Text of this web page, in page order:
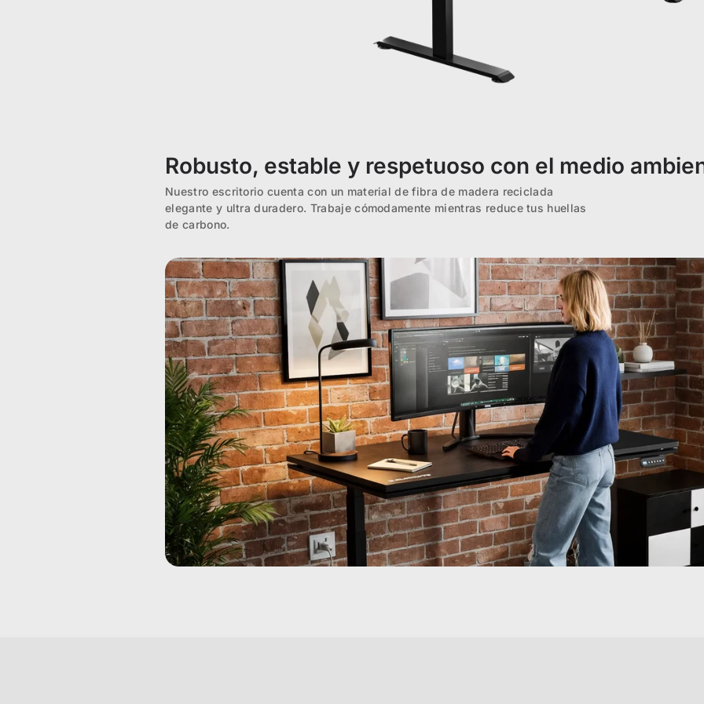
Robusto, estable y respetuoso con el medio
Nuestro escritorio cuenta con un material de fibra de madera reciclada
elegante y ultra duradero. Trabaje cómodamente mientras reduce tus huellas
de carbono.